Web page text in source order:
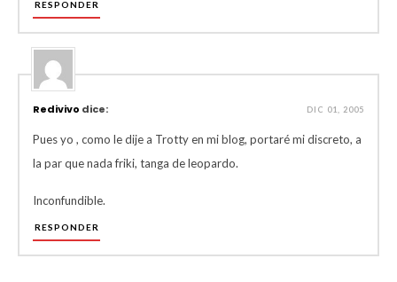
RESPONDER
Redivivo dice: DIC 01, 2005
Pues yo , como le dije a Trotty en mi blog, portaré mi discreto, a
la par que nada friki, tanga de leopardo.
Inconfundible.
RESPONDER